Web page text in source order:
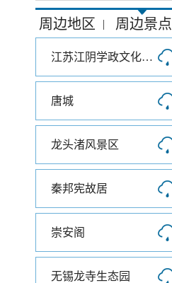
周边地区 | 周边景点
江苏江阴学政文化旅游区
唐城
龙头渚风景区
秦邦宪故居
崇安阁
无锡龙寺生态园